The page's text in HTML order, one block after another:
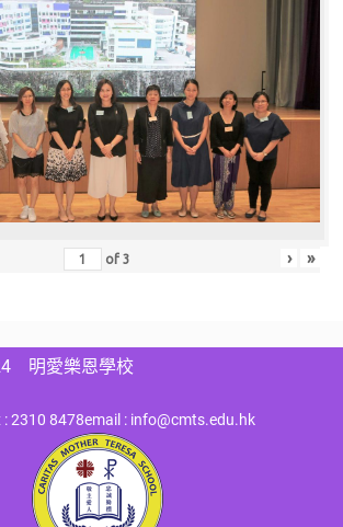
of3 › »
明愛樂恩學校
: 2310 8478email : info@cmts.edu.hk